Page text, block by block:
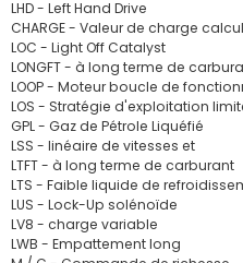
LHD - Left Hand Drive
CHARGE - Valeur de charge
LOC - Light Off Catalyst
LONGFT - à long terme de
LOOP - Moteur boucle de
LOS - Stratégie d'exploitation
GPL - Gaz de Pétrole Liquéfié
LSS - linéaire de vitesses et
LTFT - à long terme de carburant
LTS - Faible liquide de
LUS - Lock-Up solénoïde
LV8 - charge variable
LWB - Empattement long